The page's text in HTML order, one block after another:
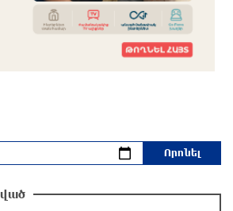
և մարզերում էլեկտրաէներգիայի
մեկ ժամ առաջ
դատարանը արգելափակել է